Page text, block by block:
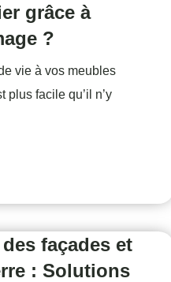
grâce à
?
vie à vos meubles
plus facile qu’il n’y
façades et
: Solutions